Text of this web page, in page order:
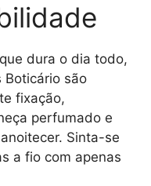
dura o dia todo,
Boticário são
fixação,
perfumado e
Sinta-se
a fio com apenas